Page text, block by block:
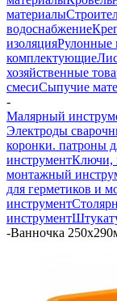
материалы
водоснабжение
изоляцияРулонные
комплектующие
хозяйственные
смесиСыпучие
-
Малярный
Электроды
коронки. патроны
инструментКлючи,
монтажный
для герметиков и
инструмент
инструмент
-Ванночка